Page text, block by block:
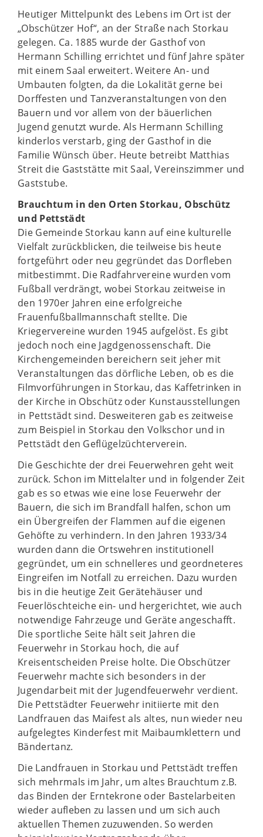
Heutiger Mittelpunkt des Lebens im Ort ist der
„Obschützer Hof“, an der Straße nach Storkau
gelegen. Ca. 1885 wurde der Gasthof von
Hermann Schilling errichtet und fünf Jahre später
mit einem Saal erweitert. Weitere An- und
Umbauten folgten, da die Lokalität gerne bei
Dorffesten und Tanzveranstaltungen von den
Bauern und vor allem von der bäuerlichen
Jugend genutzt wurde. Als Hermann Schilling
kinderlos verstarb, ging der Gasthof in die
Familie Wünsch über. Heute betreibt Matthias
Streit die Gaststätte mit Saal, Vereinszimmer und
Gaststube.
Brauchtum in den Orten Storkau, Obschütz
und Pettstädt
Die Gemeinde Storkau kann auf eine kulturelle
Vielfalt zurückblicken, die teilweise bis heute
fortgeführt oder neu gegründet das Dorfleben
mitbestimmt. Die Radfahrvereine wurden vom
Fußball verdrängt, wobei Storkau zeitweise in
den 1970er Jahren eine erfolgreiche
Frauenfußballmannschaft stellte. Die
Kriegervereine wurden 1945 aufgelöst. Es gibt
jedoch noch eine Jagdgenossenschaft. Die
Kirchengemeinden bereichern seit jeher mit
Veranstaltungen das dörfliche Leben, ob es die
Filmvorführungen in Storkau, das Kaffetrinken in
der Kirche in Obschütz oder Kunstausstellungen
in Pettstädt sind. Desweiteren gab es zeitweise
zum Beispiel in Storkau den Volkschor und in
Pettstädt den Geflügelzüchterverein.
Die Geschichte der drei Feuerwehren geht weit
zurück. Schon im Mittelalter und in folgender Zeit
gab es so etwas wie eine lose Feuerwehr der
Bauern, die sich im Brandfall halfen, schon um
ein Übergreifen der Flammen auf die eigenen
Gehöfte zu verhindern. In den Jahren 1933/34
wurden dann die Ortswehren institutionell
gegründet, um ein schnelleres und geordneteres
Eingreifen im Notfall zu erreichen. Dazu wurden
bis in die heutige Zeit Gerätehäuser und
Feuerlöschteiche ein- und hergerichtet, wie auch
notwendige Fahrzeuge und Geräte angeschafft.
Die sportliche Seite hält seit Jahren die
Feuerwehr in Storkau hoch, die auf
Kreisentscheiden Preise holte. Die Obschützer
Feuerwehr machte sich besonders in der
Jugendarbeit mit der Jugendfeuerwehr verdient.
Die Pettstädter Feuerwehr initiierte mit den
Landfrauen das Maifest als altes, nun wieder neu
aufgelegtes Kinderfest mit Maibaumklettern und
Bändertanz.
Die Landfrauen in Storkau und Pettstädt treffen
sich mehrmals im Jahr, um altes Brauchtum z.B.
das Binden der Erntekrone oder Bastelarbeiten
wieder aufleben zu lassen und um sich auch
aktuellen Themen zuzuwenden. So werden